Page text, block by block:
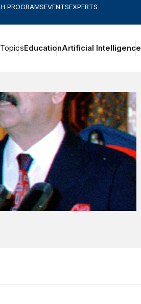
EXPERTS
EVENTS
PROGRAMS
Artificial Intelligence
Education
Topics